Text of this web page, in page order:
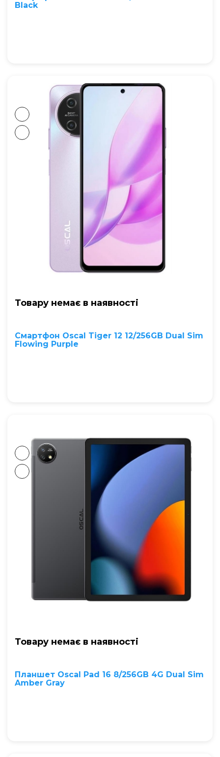
Black
Товару немає в наявностi
Смартфон Oscal Tiger 12 12/256GB Dual Sim
Flowing Purple
Товару немає в наявностi
Планшет Oscal Pad 16 8/256GB 4G Dual Sim
Amber Gray